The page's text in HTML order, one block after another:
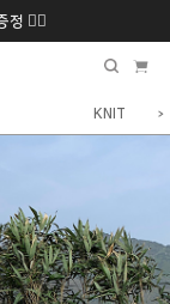
정 ❤️‍🔥
KNIT